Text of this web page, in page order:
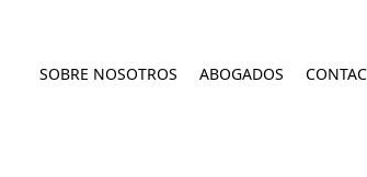
ABOGADOS
SOBRE NOSOTROS